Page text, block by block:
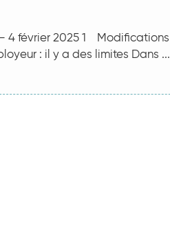
4 février 2025 1 Modifications
: il y a des limites Dans ...